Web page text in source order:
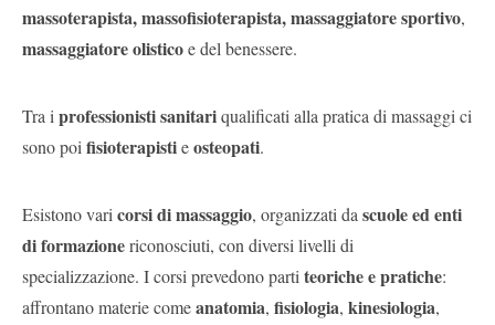
massoterapista, massofisioterapista, massaggiatore sportivo,
massaggiatore olisticoe del benessere.
Tra i professionisti sanitariqualificati alla pratica di massaggi ci
sono poi fisioterapistieosteopati.
Esistono vari corsi di massaggio, organizzati da scuole ed enti
di formazionericonosciuti, con diversi livelli di
specializzazione. I corsi prevedono parti teoriche e pratiche:
affrontano materie comeanatomia, fisiologia, kinesiologia,